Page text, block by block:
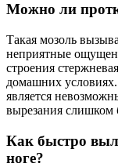
Можно ли
Такая мозоль
неприятные
строения
домашних условиях.
является
вырезания слишком
Как быстро
ноге?